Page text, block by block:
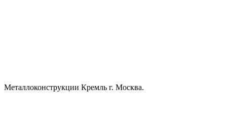
Металлоконструкции Кремль г. Москва.